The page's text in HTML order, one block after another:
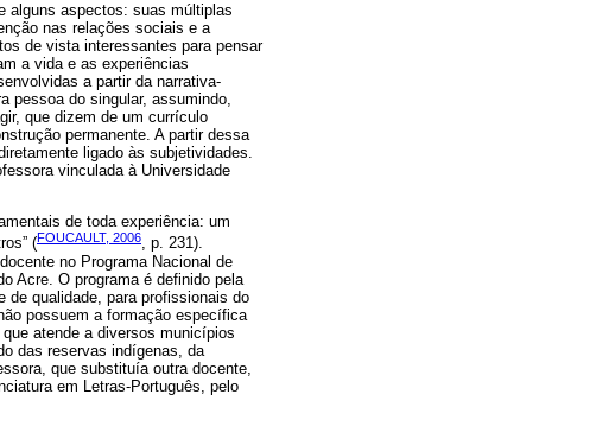
alguns aspectos: suas múltiplas
nas relações sociais e a
de vista interessantes para pensar
a vida e as experiências
a partir da narrativa-
pessoa do singular, assumindo,
que dizem de um currículo
permanente. A partir dessa
ligado às subjetividades.
vinculada à Universidade
de toda experiência: um
(FOUCAULT, 2006, p. 231).
no Programa Nacional de
Acre. O programa é definido pela
de qualidade, para profissionais do
possuem a formação específica
atende a diversos municípios
das reservas indígenas, da
que substituía outra docente,
em Letras-Português, pelo